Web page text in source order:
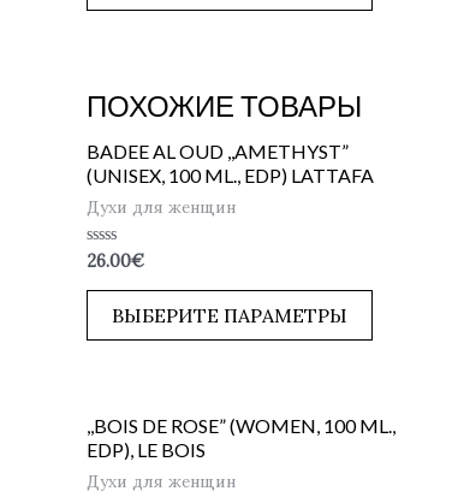
ПОХОЖИЕ ТОВАРЫ
BADEE AL OUD ,,AMETHYST”
(UNISEX, 100 ML., EDP) LATTAFA
Духи для женщин
Оценка
из
26.00€
ВЫБЕРИТЕ ПАРАМЕТРЫ
,,BOIS DE ROSE” (WOMEN, 100 ML.,
EDP), LE BOIS
Духи для женщин